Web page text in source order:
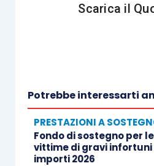
Scarica il
Potrebbe interessarti
PRESTAZIONI A
Fondo di sostegno per
vittime di gravi infortuni
importi 2026